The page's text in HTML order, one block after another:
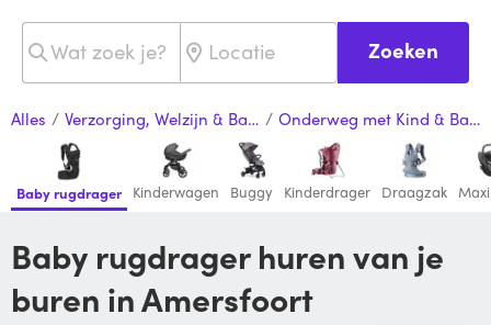
Zoeken
Alles / Verzorging, Welzijn & Baby / Onderweg met Kind & Baby
Baby rugdrager Kinderwagen Buggy Kinderdrager Draagzak
Baby rugdrager huren van je
buren in Amersfoort